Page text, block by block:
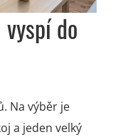
vyspído
Na výběr je
a jeden velký